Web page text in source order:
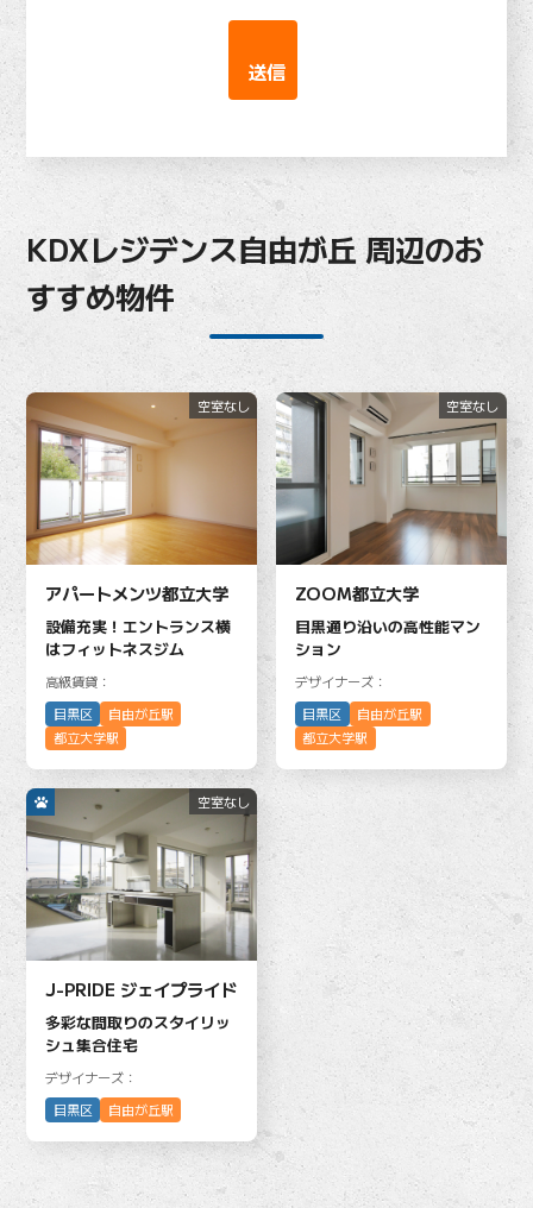
KDXレジデンス自由が丘 周辺のお
すすめ物件
アパートメンツ都立大学
設備充実！エントランス横
はフィットネスジム
高級賃貸：
目黒区
自由が丘駅
都立大学駅
空室なし
ZOOM都立大学
目黒通り沿いの高性能マン
ション
デザイナーズ：
目黒区
自由が丘駅
都立大学駅
空室なし
J-PRIDE ジェイプライド
多彩な間取りのスタイリッ
シュ集合住宅
デザイナーズ：
目黒区
自由が丘駅
空室なし